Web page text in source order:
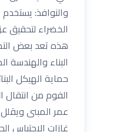
والنوافذ:
الخضراء لتحقيق
هذه تعد بعض
البناء
حماية الهيكل
الفوم من انتقال
عمر المبنى
غازات الاحتباس